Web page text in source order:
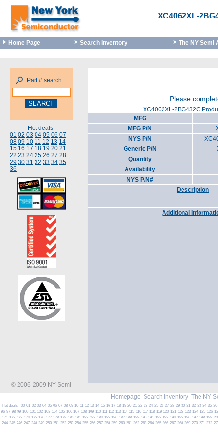
XC4062XL-
Home Page Search Inventory The NY Semi
Part # search
Hot deals:
01 02 03 04 05 06 07
08 09 10 11 12 13 14
15 16 17 18 19 20 21
22 23 24 25 26 27 28
29 30 31 32 33 34 35
36
Please
XC4062XL-2BG432C
MFG
MFG P/N
NYS P/N
Generic P/N
Quantity
Availability
NYS P/N#
Description
Additional
© 2006-2009 NY Semi
Homepage Search Inventory The NY
Hot deals: 00 01 02 03 04 05 06 07 08 09 10 11 12 13 14 15 16 17 18 19 20 21 22 23 24 25 26 27 28 29 30 31 32 33 34 35 36
96 97 98 99 100 101 102 103 104 105 106 107 108 109 110 111 112 113 114 115 116 117 118 119 120 121 122 123 124 125 126
171 172 173 174 175 176 177 178 179 180 181 182 183 184 185 186 187 188 189 190 191 192 193 194 195 196 197 198 199
244 245 246 247 248 249 250 251 252 253 254 255 256 257 258 259 260 261 262 263 264 265 266 267 268 269 270 271 272